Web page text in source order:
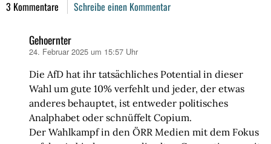
3 Kommentare Schreibe einen Kommentar
Gehoernter
sagt:
24. Februar 2025 um 15:57 Uhr
Die AfD hat ihr tatsächliches Potential in dieser
Wahl um gute 10% verfehlt und jeder, der etwas
anderes behauptet, ist entweder politisches
Analphabet oder schnüffelt Copium.
Der Wahlkampf in den ÖRR Medien mit dem Fokus